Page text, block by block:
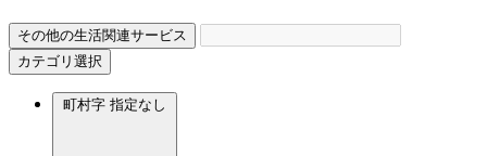
その他の生活関連サービス
カテゴリ選択
町村字 指定なし